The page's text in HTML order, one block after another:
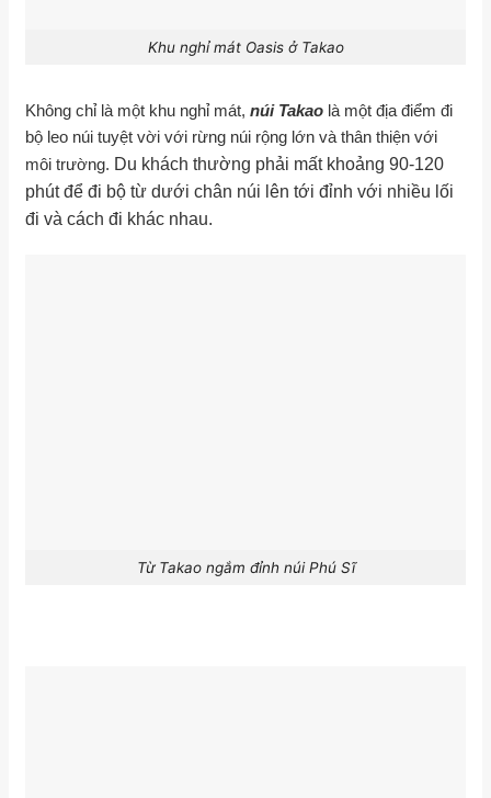
Khu nghỉ mát Oasis ở Takao
Không chỉ là một khu nghỉ mát, núi Takao là một địa điểm đi
bộ leo núi tuyệt vời với rừng núi rộng lớn và thân thiện với
môi trường. Du khách thường phải mất khoảng 90-120
phút để đi bộ từ dưới chân núi lên tới đỉnh với nhiều lối
đi và cách đi khác nhau.
Từ Takao ngắm đỉnh núi Phú Sĩ